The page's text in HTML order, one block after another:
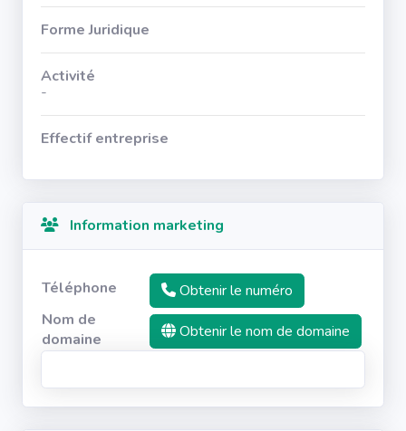
Forme Juridique
Activité
-
Effectif entreprise
Information marketing
Téléphone
Obtenir le numéro
Nom de
domaine
Obtenir le nom de domaine